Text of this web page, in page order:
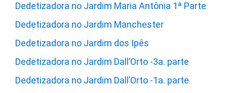
Dedetizadora no Jardim Maria Antônia 1ª Parte
Dedetizadora no Jardim Manchester
Dedetizadora no Jardim dos Ipês
Dedetizadora no Jardim Dall’Orto -3a. parte
Dedetizadora no Jardim Dall’Orto -1a. parte